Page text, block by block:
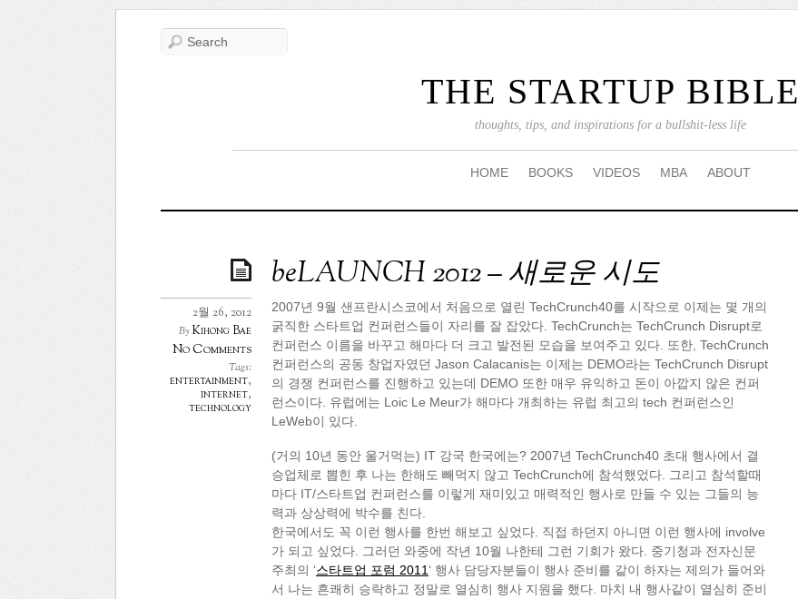
THE STARTUP BIBLE
thoughts, tips, and inspirations for a bullshit-less life
HOME BOOKS VIDEOS MBA ABOUT
beLAUNCH 2012 – 새로운 시도
2월 26, 2012
ByKihong Bae
No Comments
Tags:
entertainment,
internet,
technology
2007년 9월 샌프란시스코에서 처음으로 열린 TechCrunch40를 시작으로 이제는 몇 개의
굵직한 스타트업 컨퍼런스들이 자리를 잘 잡았다. TechCrunch는 TechCrunch Disrupt로
컨퍼런스 이름을 바꾸고 해마다 더 크고 발전된 모습을 보여주고 있다. 또한, TechCrunch
컨퍼런스의 공동 창업자였던 Jason Calacanis는 이제는 DEMO라는 TechCrunch Disrupt
의 경쟁 컨퍼런스를 진행하고 있는데 DEMO 또한 매우 유익하고 돈이 아깝지 않은 컨퍼
런스이다. 유럽에는 Loic Le Meur가 해마다 개최하는 유럽 최고의 tech 컨퍼런스인
LeWeb이 있다.
(거의 10년 동안 울거먹는) IT 강국 한국에는? 2007년 TechCrunch40 초대 행사에서 결
승업체로 뽑힌 후 나는 한해도 빼먹지 않고 TechCrunch에 참석했었다. 그리고 참석할때
마다 IT/스타트업 컨퍼런스를 이렇게 재미있고 매력적인 행사로 만들 수 있는 그들의 능
력과 상상력에 박수를 친다.
한국에서도 꼭 이런 행사를 한번 해보고 싶었다. 직접 하던지 아니면 이런 행사에 involve
가 되고 싶었다. 그러던 와중에 작년 10월 나한테 그런 기회가 왔다. 중기청과 전자신문
주최의 ‘스타트업 포럼 2011 ‘ 행사 담당자분들이 행사 준비를 같이 하자는 제의가 들어와
서 나는 흔쾌히 승락하고 정말로 열심히 행사 지원을 했다. 마치 내 행사같이 열심히 준비